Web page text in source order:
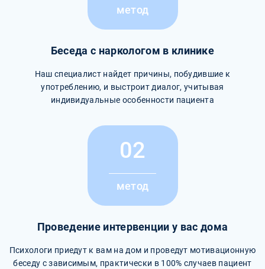
метод
Беседа с наркологом в клинике
Наш специалист найдет причины, побудившие к
употреблению, и выстроит диалог, учитывая
индивидуальные особенности пациента
02
метод
Проведение интервенции у вас дома
Психологи приедут к вам на дом и проведут мотивационную
беседу с зависимым, практически в 100% случаев пациент